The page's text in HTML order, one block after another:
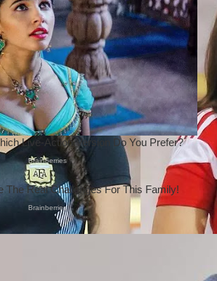
Wanita Pamer Pakaian